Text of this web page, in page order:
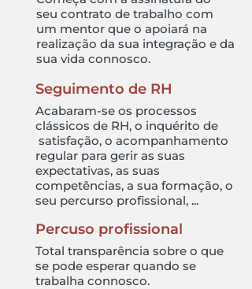
seu contrato de trabalho com
um mentor que o apoiará na
realização da sua integração e da
sua vida connosco.
Seguimento de RH
Acabaram-se os processos
clássicos de RH, o inquérito de
satisfação, o acompanhamento
regular para gerir as suas
expectativas, as suas
competências, a sua formação, o
seu percurso profissional, ...
Percuso profissional
Total transparência sobre o que
se pode esperar quando se
trabalha connosco.